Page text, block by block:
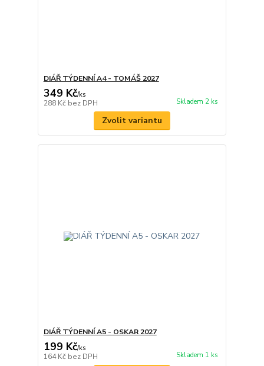
DIÁŘ TÝDENNÍ A4 - TOMÁŠ 2027
349 Kč/ks
288 Kč bez DPH Skladem 2 ks
Zvolit variantu
DIÁŘ TÝDENNÍ A5 - OSKAR 2027
199 Kč/ks
164 Kč bez DPH Skladem 1 ks